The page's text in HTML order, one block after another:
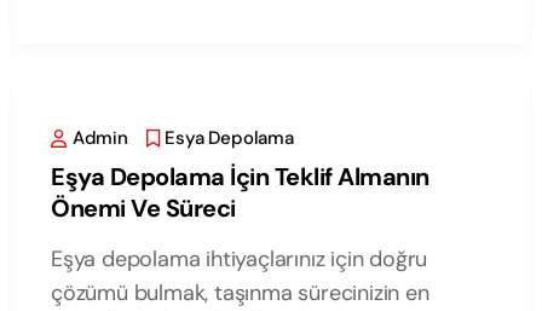
Admin Esya Depolama
Eşya Depolama İçin Teklif Almanın
Önemi Ve Süreci
Eşya depolama ihtiyaçlarınız için doğru
çözümü bulmak, taşınma sürecinizin en